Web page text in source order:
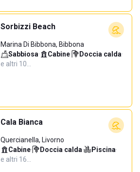
Sorbizzi Beach
Marina Di Bibbona, Bibbona
Sabbiosa· Cabine· Doccia calda·
e altri 10…
Cala Bianca
Quercianella, Livorno
Cabine· Doccia calda· Piscina·
e altri 16…